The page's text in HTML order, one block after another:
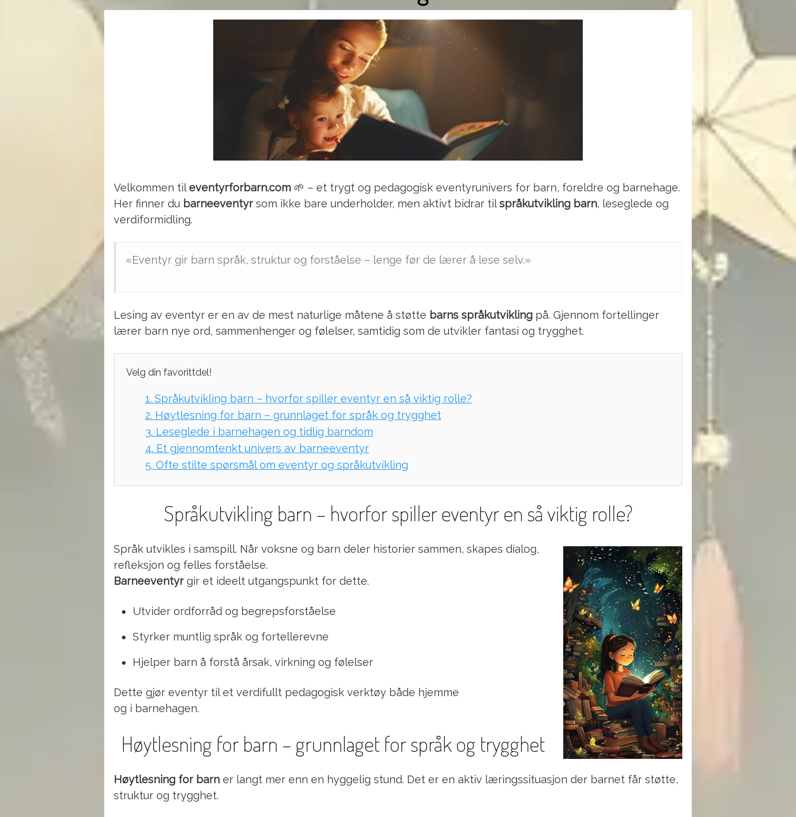
Velkommen tileventyrforbarn.com 🌱 – et trygt og pedagogisk eventyrunivers for barn, foreldre og barnehage.
Her finner du barneeventyrsom ikke bare underholder, men aktivt bidrar tilspråkutvikling barn, leseglede og
verdiformidling.
«Eventyr gir barn språk, struktur og forståelse – lenge før de lærer å lese selv.»
Lesing av eventyr er en av de mest naturlige måtene å støtte barns språkutvikling på. Gjennom fortellinger
lærer barn nye ord, sammenhenger og følelser, samtidig som de utvikler fantasi og trygghet.
Velg din favorittdel!
1. Språkutvikling barn – hvorfor spiller eventyr en så viktig rolle?
2. Høytlesning for barn – grunnlaget for språk og trygghet
3. Leseglede i barnehagen og tidlig barndom
4. Et gjennomtenkt univers av barneeventyr
5. Ofte stilte spørsmål om eventyr og språkutvikling
Språkutvikling barn – hvorfor spiller eventyr en så viktig rolle?
Språk utvikles i samspill. Når voksne og barn deler historier sammen, skapes dialog,
refleksjon og felles forståelse.
Barneeventyrgir et ideelt utgangspunkt for dette.
Utvider ordforråd og begrepsforståelse
Styrker muntlig språk og fortellerevne
Hjelper barn å forstå årsak, virkning og følelser
Dette gjør eventyr til et verdifullt pedagogisk verktøy både hjemme
og i barnehagen.
Høytlesning for barn – grunnlaget for språk og trygghet
Høytlesning for barn er langt mer enn en hyggelig stund. Det er en aktiv læringssituasjon der barnet får støtte,
struktur og trygghet.